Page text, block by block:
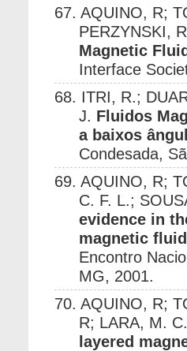
67. AQUINO, R;
PERZYNSKI,
Magnetic
Interface
68. ITRI, R.;
J. Fluidos
a baixos
Condesada,
69. AQUINO, R;
C. F. L.;
evidence in
magnetic
Encontro
MG, 2001.
70. AQUINO, R;
R; LARA, M.
layered